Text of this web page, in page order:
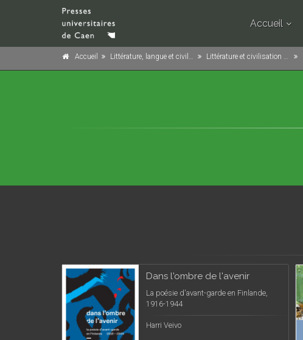
Accueil
Accueil Littérature, langue et civilisation Littérature et civilisation étrangère
Dans l'ombre de l'avenir
La poésie d'avant-garde en Finlande,
1916-1944
Harri Veivo